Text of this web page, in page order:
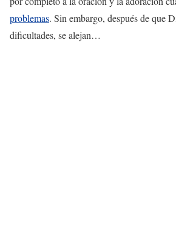
problemas. Sin embargo, después de que
dificultades, se alejan…